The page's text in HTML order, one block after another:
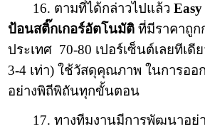
16. ตามที่ได้กล่าวไปแล้ว
ป้อนสติ๊กเกอร์อัตโนมัติ ที่มีราคาถูก
ประเทศ 70-80 เปอร์เซ็นต์เลยทีเ
3-4 เท่า) ใช้วัสดุคุณภาพ ในการอ
อย่างพิถีพิถันทุกขั้นตอน
17. ทางทีมงานมีการพัฒนาอย่